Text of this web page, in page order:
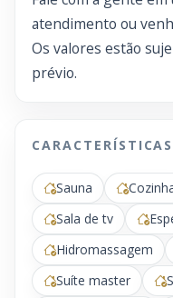
atendimento ou
Os valores estão
prévio.
Sauna
Sala de tv
Hidromassagem
Suíte master